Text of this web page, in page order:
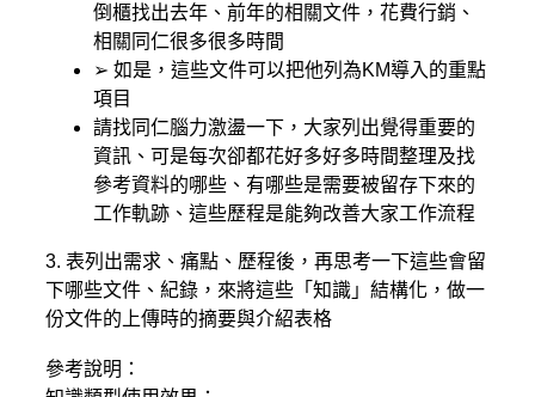
倒櫃找出去年、前年的相關文件，花費行銷、
相關同仁很多很多時間
➢ 如是，這些文件可以把他列為KM導入的重點
項目
請找同仁腦力激盪一下，大家列出覺得重要的
資訊、可是每次卻都花好多好多時間整理及找
參考資料的哪些、有哪些是需要被留存下來的
工作軌跡、這些歷程是能夠改善大家工作流程
3. 表列出需求、痛點、歷程後，再思考一下這些會留
下哪些文件、紀錄，來將這些「知識」結構化，做一
份文件的上傳時的摘要與介紹表格
參考說明：